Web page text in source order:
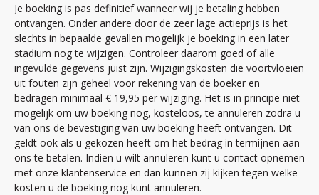
Je boeking is pas definitief wanneer wij je betaling hebben
ontvangen. Onder andere door de zeer lage actieprijs is het
slechts in bepaalde gevallen mogelijk je boeking in een later
stadium nog te wijzigen. Controleer daarom goed of alle
ingevulde gegevens juist zijn. Wijzigingskosten die voortvloeien
uit fouten zijn geheel voor rekening van de boeker en
bedragen minimaal € 19,95 per wijziging. Het is in principe niet
mogelijk om uw boeking nog, kosteloos, te annuleren zodra u
van ons de bevestiging van uw boeking heeft ontvangen. Dit
geldt ook als u gekozen heeft om het bedrag in termijnen aan
ons te betalen. Indien u wilt annuleren kunt u contact opnemen
met onze klantenservice en dan kunnen zij kijken tegen welke
kosten u de boeking nog kunt annuleren.